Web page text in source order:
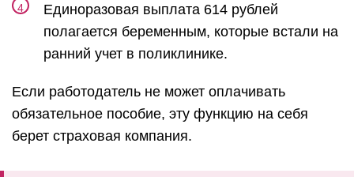
Единоразовая выплата 614 рублей
полагается беременным, которые встали на
ранний учет в поликлинике.
Если работодатель не может оплачивать
обязательное пособие, эту функцию на себя
берет страховая компания.